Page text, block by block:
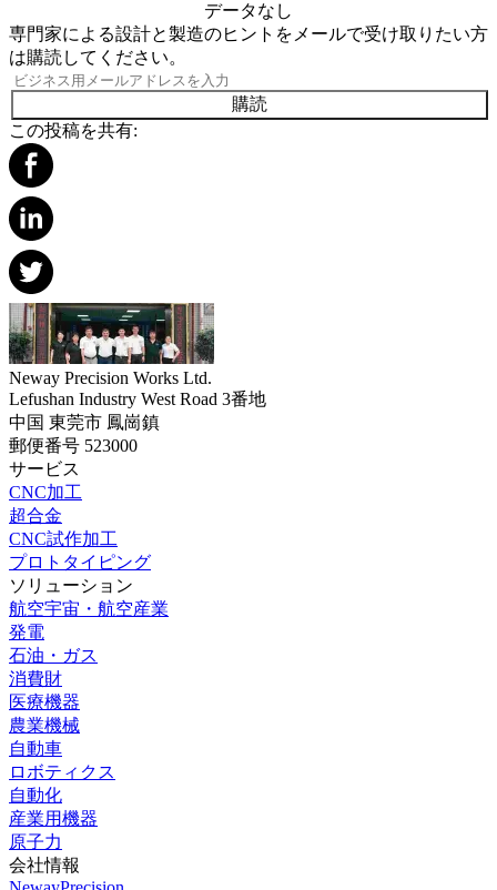
データなし
専門家による設計と製造のヒントをメールで受け取りたい方
は購読してください。
購読
この投稿を共有:
Neway Precision Works Ltd.
Lefushan Industry West Road 3番地
中国 東莞市 鳳崗鎮
郵便番号 523000
サービス
CNC加工
超合金
CNC試作加工
プロトタイピング
ソリューション
航空宇宙・航空産業
発電
石油・ガス
消費財
医療機器
農業機械
自動車
ロボティクス
自動化
産業用機器
原子力
会社情報